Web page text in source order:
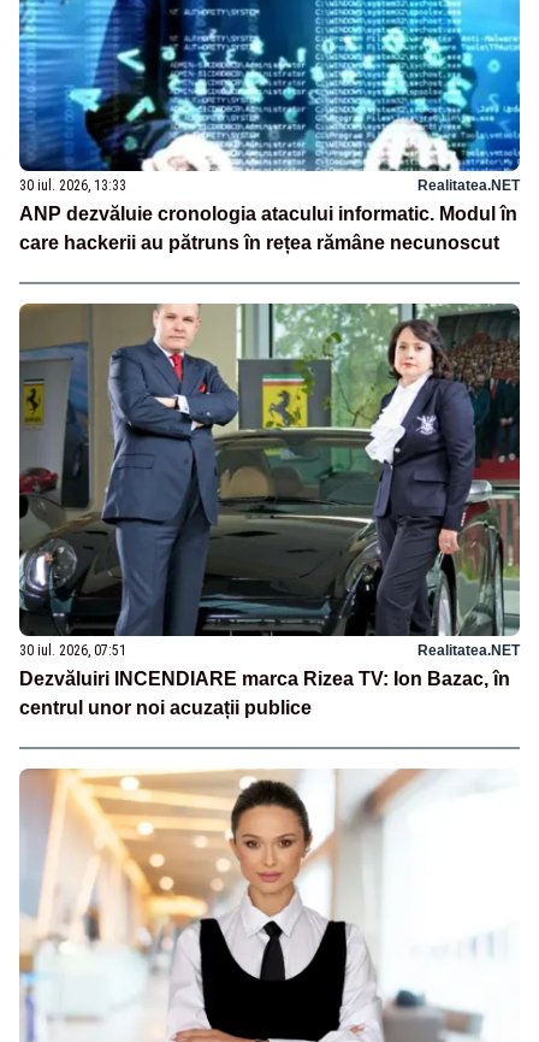
30 iul. 2026, 13:33 Realitatea.NET
ANP dezvăluie cronologia atacului informatic. Modul în
care hackerii au pătruns în rețea rămâne necunoscut
30 iul. 2026, 07:51 Realitatea.NET
Dezvăluiri INCENDIARE marca Rizea TV: Ion Bazac, în
centrul unor noi acuzații publice